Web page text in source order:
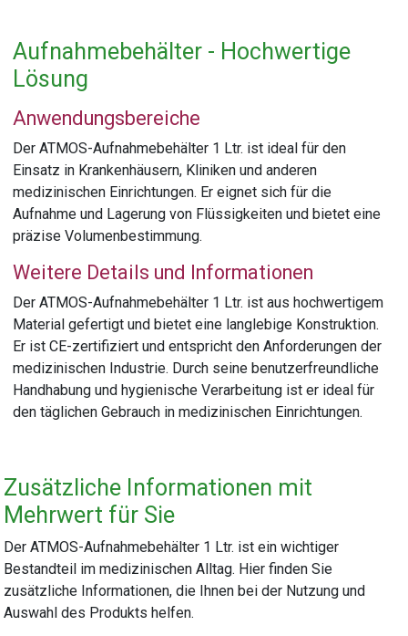
Aufnahmebehälter - Hochwertige
Lösung
Anwendungsbereiche
Der ATMOS-Aufnahmebehälter 1 Ltr. ist ideal für den
Einsatz in Krankenhäusern, Kliniken und anderen
medizinischen Einrichtungen. Er eignet sich für die
Aufnahme und Lagerung von Flüssigkeiten und bietet eine
präzise Volumenbestimmung.
Weitere Details und Informationen
Der ATMOS-Aufnahmebehälter 1 Ltr. ist aus hochwertigem
Material gefertigt und bietet eine langlebige Konstruktion.
Er ist CE-zertifiziert und entspricht den Anforderungen der
medizinischen Industrie. Durch seine benutzerfreundliche
Handhabung und hygienische Verarbeitung ist er ideal für
den täglichen Gebrauch in medizinischen Einrichtungen.
Zusätzliche Informationen mit
Mehrwert für Sie
Der ATMOS-Aufnahmebehälter 1 Ltr. ist ein wichtiger
Bestandteil im medizinischen Alltag. Hier finden Sie
zusätzliche Informationen, die Ihnen bei der Nutzung und
Auswahl des Produkts helfen.